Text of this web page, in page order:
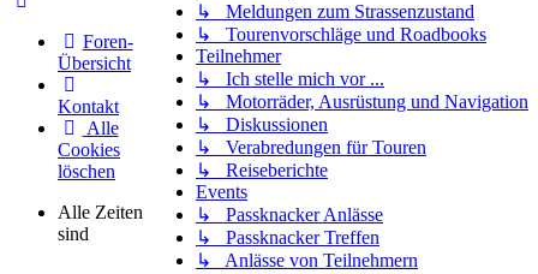
↳ Meldungen zum Strassenzustand
↳ Tourenvorschläge und Roadbooks
Teilnehmer
↳ Ich stelle mich vor ...
↳ Motorräder, Ausrüstung und Navigation
↳ Diskussionen
↳ Verabredungen für Touren
↳ Reiseberichte
Events
↳ Passknacker Anlässe
↳ Passknacker Treffen
↳ Anlässe von Teilnehmern
Foren-
Übersicht
Kontakt
Alle
Cookies
löschen
Alle Zeiten
sind